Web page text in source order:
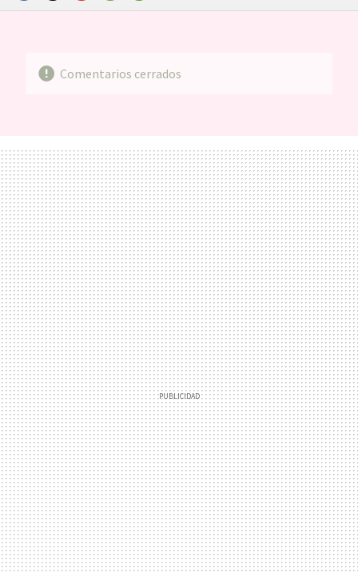
FACEBOOKTWITTERFLIPBOARD
E-
WHATSAPP
Comentarios cerrados